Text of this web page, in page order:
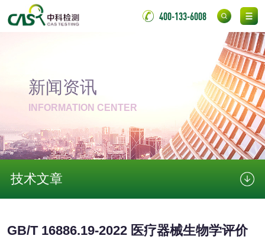
400-133-6008
新闻资讯
INFORMATION CENTER
技术文章
GB/T 16886.19-2022 医疗器械生物学评价
金属硬度测试
喷嘴检测
保险柜检测 气弹簧检测
伸缩警棍检测